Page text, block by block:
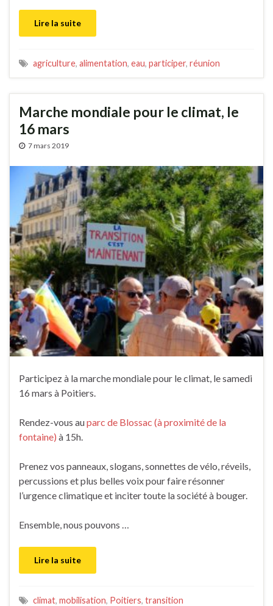
Lire la suite
agriculture, alimentation, eau, participer, réunion
Marche mondiale pour le climat, le
16 mars
7 mars 2019
Participez à la marche mondiale pour le climat, le samedi
16 mars à Poitiers.
Rendez-vous auparc de Blossac (à proximité de la
fontaine) à 15h.
Prenez vos panneaux, slogans, sonnettes de vélo, réveils,
percussions et plus belles voix pour faire résonner
l’urgence climatique et inciter toute la société à bouger.
Ensemble, nous pouvons …
Lire la suite
climat, mobilisation, Poitiers, transition